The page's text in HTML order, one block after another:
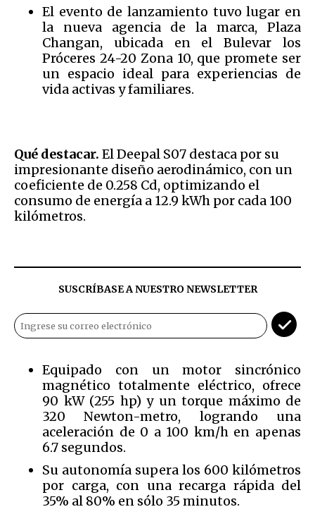
El evento de lanzamiento tuvo lugar en
la nueva agencia de la marca, Plaza
Changan, ubicada en el Bulevar los
Próceres 24-20 Zona 10, que promete ser
un espacio ideal para experiencias de
vida activas y familiares.
Qué destacar. El Deepal S07 destaca por su
impresionante diseño aerodinámico, con un
coeficiente de 0.258 Cd, optimizando el
consumo de energía a 12.9 kWh por cada 100
kilómetros.
SUSCRÍBASE A NUESTRO NEWSLETTER
Equipado con un motor sincrónico
magnético totalmente eléctrico, ofrece
90 kW (255 hp) y un torque máximo de
320 Newton-metro, logrando una
aceleración de 0 a 100 km/h en apenas
6.7 segundos.
Su autonomía supera los 600 kilómetros
por carga, con una recarga rápida del
35% al 80% en sólo 35 minutos.